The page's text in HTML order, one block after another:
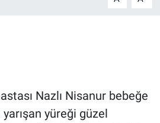
Nazlı Nisanur bebeğe
yüreği güzel